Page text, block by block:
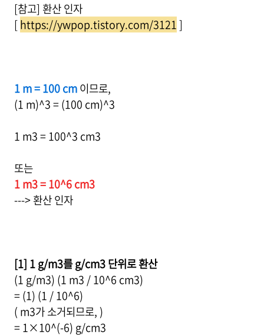
[참고] 환산 인자
[https://ywpop.tistory.com/3121]
1 m = 100 cm이므로,
(1 m)^3 = (100 cm)^3
1 m3 = 100^3 cm3
또는
1 m3 = 10^6 cm3
---> 환산 인자
[1] 1 g/m3를 g/cm3 단위로 환산
(1 g/m3) (1 m3 / 10^6 cm3)
= (1) (1 / 10^6)
( m3가 소거되므로, )
= 1×10^(-6) g/cm3